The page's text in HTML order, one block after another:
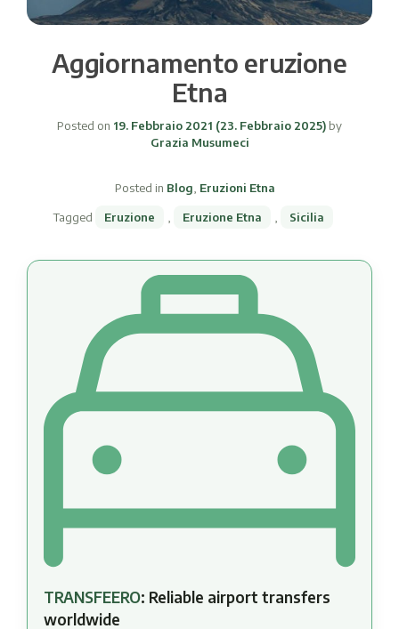
Aggiornamento eruzione
Etna
Posted on 19. Febbraio 2021 (23. Febbraio 2025) by
Grazia Musumeci
Posted in Blog Eruzioni Etna
Tagged Eruzione Eruzione Etna Sicilia
TRANSFEERO: Reliable airport transfers
worldwide